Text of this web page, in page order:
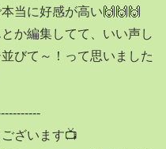
当に好感が高い🙌🙌🙌
か編集してて、いい声し
びて～！って思いました
ざいます📺